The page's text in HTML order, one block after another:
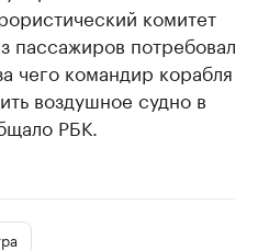
комитет
пассажиров потребовал
чего командир корабля
воздушное судно в
РБК.